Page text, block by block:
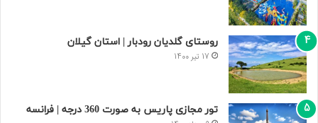
روستای گلدیان رودبار | استان گیلان
17 تیر 1400
تور مجازی پاریس به صورت 360 درجه | فرانسه